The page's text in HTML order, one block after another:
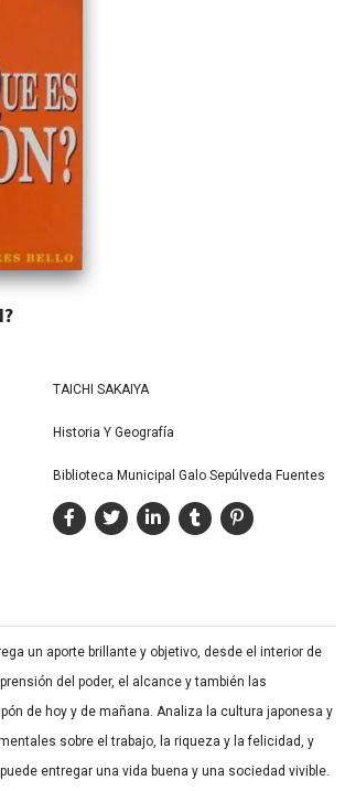
TAICHI SAKAIYA
Historia Y Geografía
Biblioteca Municipal Galo Sepúlveda Fuentes
un aporte brillante y objetivo, desde el interior de
del poder, el alcance y también las
de hoy y de mañana. Analiza la cultura japonesa y
sobre el trabajo, la riqueza y la felicidad, y
entregar una vida buena y una sociedad vivible.